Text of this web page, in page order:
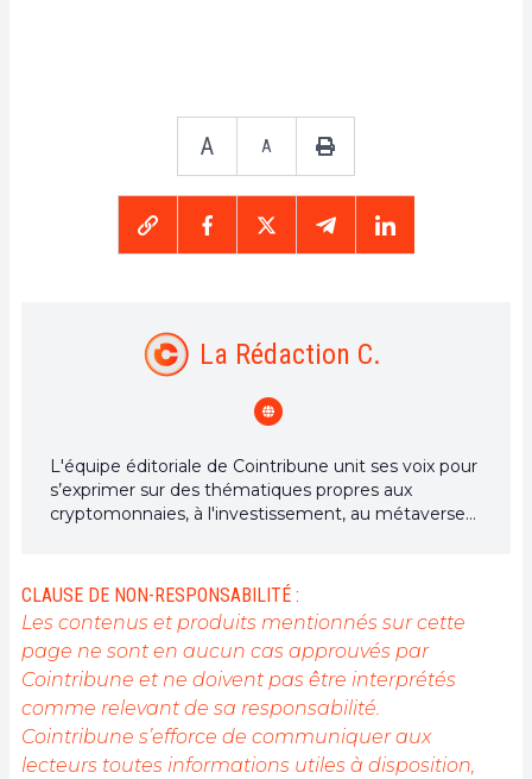
A A
La Rédaction C.
L'équipe éditoriale de Cointribune unit ses voix pour
s’exprimer sur des thématiques propres aux
cryptomonnaies, à l'investissement, au métaverse
CLAUSE DE NON-RESPONSABILITÉ :
Les contenus et produits mentionnés sur cette
page ne sont en aucun cas approuvés par
Cointribune et ne doivent pas être interprétés
comme relevant de sa responsabilité.
Cointribune s’efforce de communiquer aux
lecteurs toutes informations utiles à disposition,